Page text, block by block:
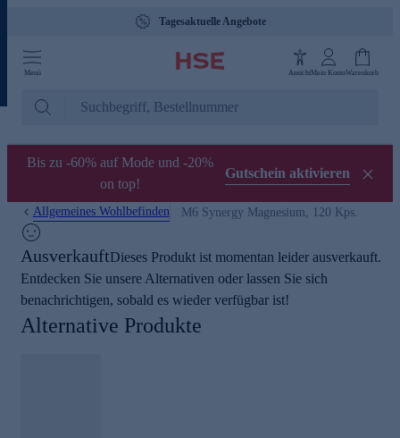
Tagesaktuelle Angebote
Menü AnsichtMein KontoWarenkorb
Bis zu -60% auf Mode und -20%
on top!
Gutschein aktivieren
Allgemeines Wohlbefinden M6 Synergy Magnesium, 120 Kps.
AusverkauftDieses Produkt ist momentan leider ausverkauft.
Entdecken Sie unsere Alternativen oder lassen Sie sich
benachrichtigen, sobald es wieder verfügbar ist!
Alternative Produkte